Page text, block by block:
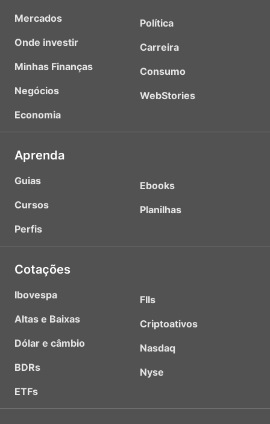
Mercados
Onde investir
Minhas Finanças
Negócios
Economia
Política
Carreira
Consumo
WebStories
Aprenda
Guias
Cursos
Perfis
Ebooks
Planilhas
Cotações
Ibovespa
Altas e Baixas
Dólar e câmbio
BDRs
ETFs
FIIs
Criptoativos
Nasdaq
Nyse